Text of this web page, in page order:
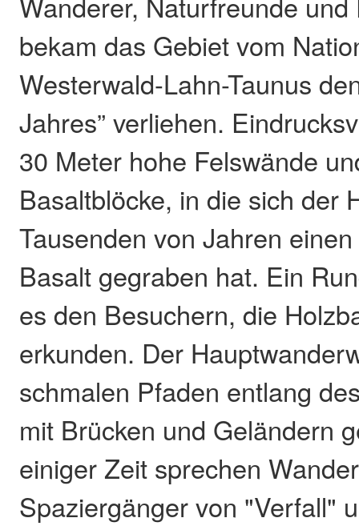
bekam das Gebiet vom
Westerwald-Lahn-Taunus
Jahres” verliehen.
30 Meter hohe Felswände
Basaltblöcke, in die sich der
Tausenden von Jahren
Basalt gegraben hat. Ein
es den Besuchern, die
erkunden. Der
schmalen Pfaden entlang
mit Brücken und Geländern
einiger Zeit sprechen
Spaziergänger von "Verfall"